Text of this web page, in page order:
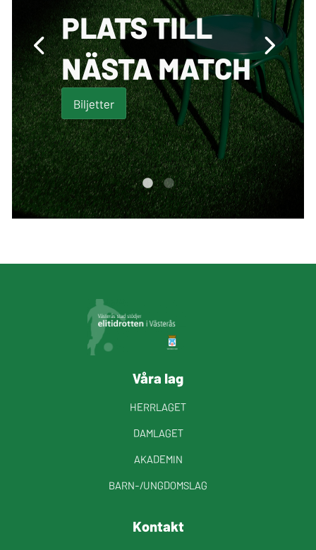
PLATS TILL
NÄSTA MATCH
Biljetter
Våra lag
HERRLAGET
DAMLAGET
AKADEMIN
BARN-/UNGDOMSLAG
Kontakt